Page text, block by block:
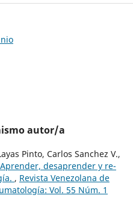
autor/a
Pinto, Carlos Sanchez V.,
Aprender, desaprender y re-
, Revista Venezolana de
Vol. 55 Núm. 1